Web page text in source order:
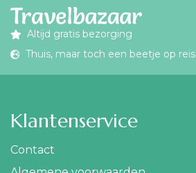
Altijd gratis bezorging
Thuis, maar toch een beetje op reis
Klantenservice
Contact